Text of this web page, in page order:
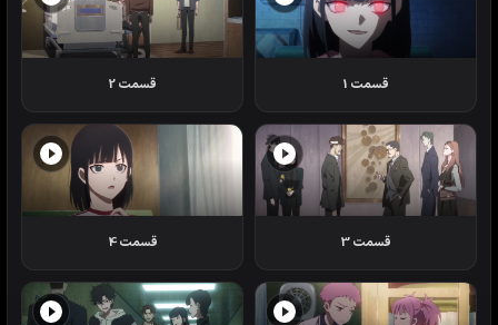
قسمت 1 قسمت 2
قسمت 3 قسمت 4